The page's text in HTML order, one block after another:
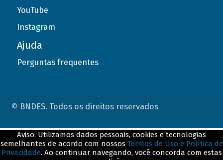
YouTube
Instagram
Ajuda
Perguntas frequentes
© BNDES. Todos os direitos reservados
Aviso: Utilizamos dados pessoais, cookies e tecnologias
semelhantes de acordo com nossos Termos de Uso e Política de
Privacidade. Ao continuar navegando, você concorda com estas
ConteÃºdo complementar
${title}${badge}